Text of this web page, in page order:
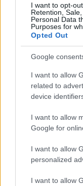
I want to opt-
Retention,
Personal Data
Purposes for
Opted Out
Google
I want to allow
related to
device
I want to allow
Google for
I want to allow
personalized
I want to allow
Condividi
F
a
ce
b
o
o
k
T
w
it
te
r
NOTIZIE RECENTI
Delta